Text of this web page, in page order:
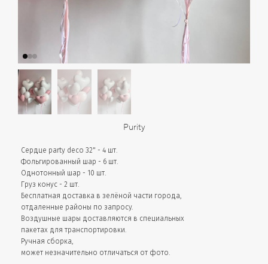
Purity
Сердце party deco 32" - 4 шт.
Фольгированный шар - 6 шт.
Однотонный шар - 10 шт.
Груз конус - 2 шт.
Бесплатная доставка в зелёной части города,
отдаленные районы по запросу.
Воздушные шары доставляются в специальных
пакетах для транспортировки.
Ручная сборка,
может незначительно отличаться от фото.